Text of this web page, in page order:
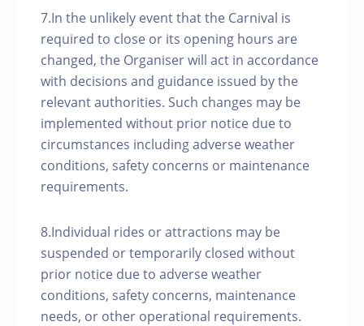
7.In the unlikely event that the Carnival is
required to close or its opening hours are
changed, the Organiser will act in accordance
with decisions and guidance issued by the
relevant authorities. Such changes may be
implemented without prior notice due to
circumstances including adverse weather
conditions, safety concerns or maintenance
requirements.
8.Individual rides or attractions may be
suspended or temporarily closed without
prior notice due to adverse weather
conditions, safety concerns, maintenance
needs, or other operational requirements.